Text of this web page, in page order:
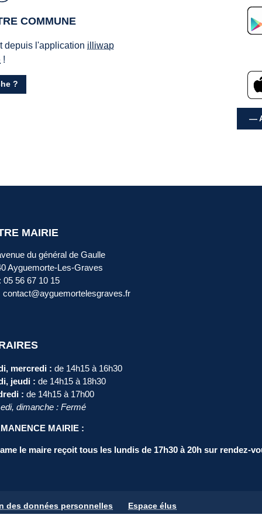
COMMUNE
depuis l'application illiwap
!
?
—
MAIRIE
du général de Gaulle
Ayguemorte-Les-Graves
05 56 67 10 15
contact@ayguemortelesgraves.fr
mercredi : de 14h15 à 16h30
jeudi : de 14h15 à 18h30
: de 14h15 à 17h00
dimanche : Fermé
MAIRIE :
le maire reçoit tous les lundis de 17h30 à 20h sur rendez-
des données personnelles Espace élus